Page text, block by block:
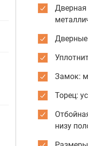
Дверная
Дверные
Замок:
Торец:
низу